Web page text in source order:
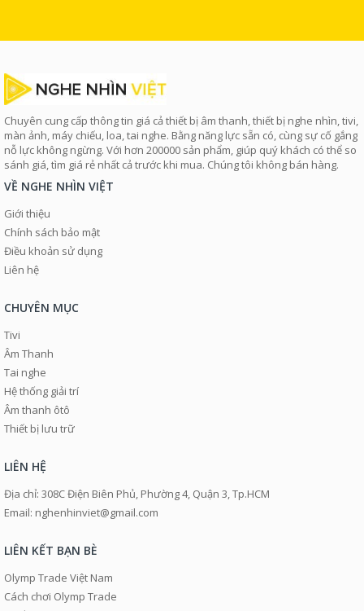
Chuyên cung cấp thông tin giá cả thiết bị âm thanh, thiết bị nghe nhìn, tivi,
màn ảnh, máy chiếu, loa, tai nghe. Bằng năng lực sẵn có, cùng sự cố gắng
nỗ lực không ngừng. Với hơn 200000 sản phẩm, giúp quý khách có thể so
sánh giá, tìm giá rẻ nhất cả trước khi mua. Chúng tôi không bán hàng.
VỀ NGHE NHÌN VIỆT
Giới thiệu
Chính sách bảo mật
Điều khoản sử dụng
Liên hệ
CHUYÊN MỤC
Tivi
Âm Thanh
Tai nghe
Hệ thống giải trí
Âm thanh ôtô
Thiết bị lưu trữ
LIÊN HỆ
Địa chỉ: 308C Điện Biên Phủ, Phường 4, Quận 3, Tp.HCM
Email: nghenhinviet@gmail.com
LIÊN KẾT BẠN BÈ
Olymp Trade Việt Nam
Cách chơi Olymp Trade